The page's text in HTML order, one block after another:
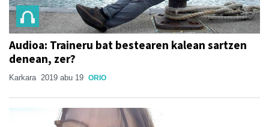
Audioa: Traineru bat bestearen kalean sartzen
denean, zer?
Karkara 2019 abu 19 ORIO